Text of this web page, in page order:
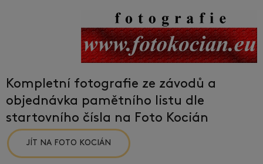
Kompletní fotografie ze závodů a
objednávka pamětního listu dle
startovního čísla na Foto Kocián
JÍT NA FOTO KOCIÁN